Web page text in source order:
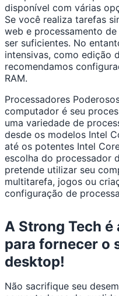
disponível com várias
Se você realiza tarefas
web e processamento
ser suficientes. No
intensivas, como edição
recomendamos
RAM.
Processadores
computador é seu
uma variedade de
desde os modelos Intel
até os potentes Intel
escolha do processador
pretende utilizar seu
multitarefa, jogos ou
configuração de
A Strong Tech
para fornecer o
desktop!
Não sacrifique seu